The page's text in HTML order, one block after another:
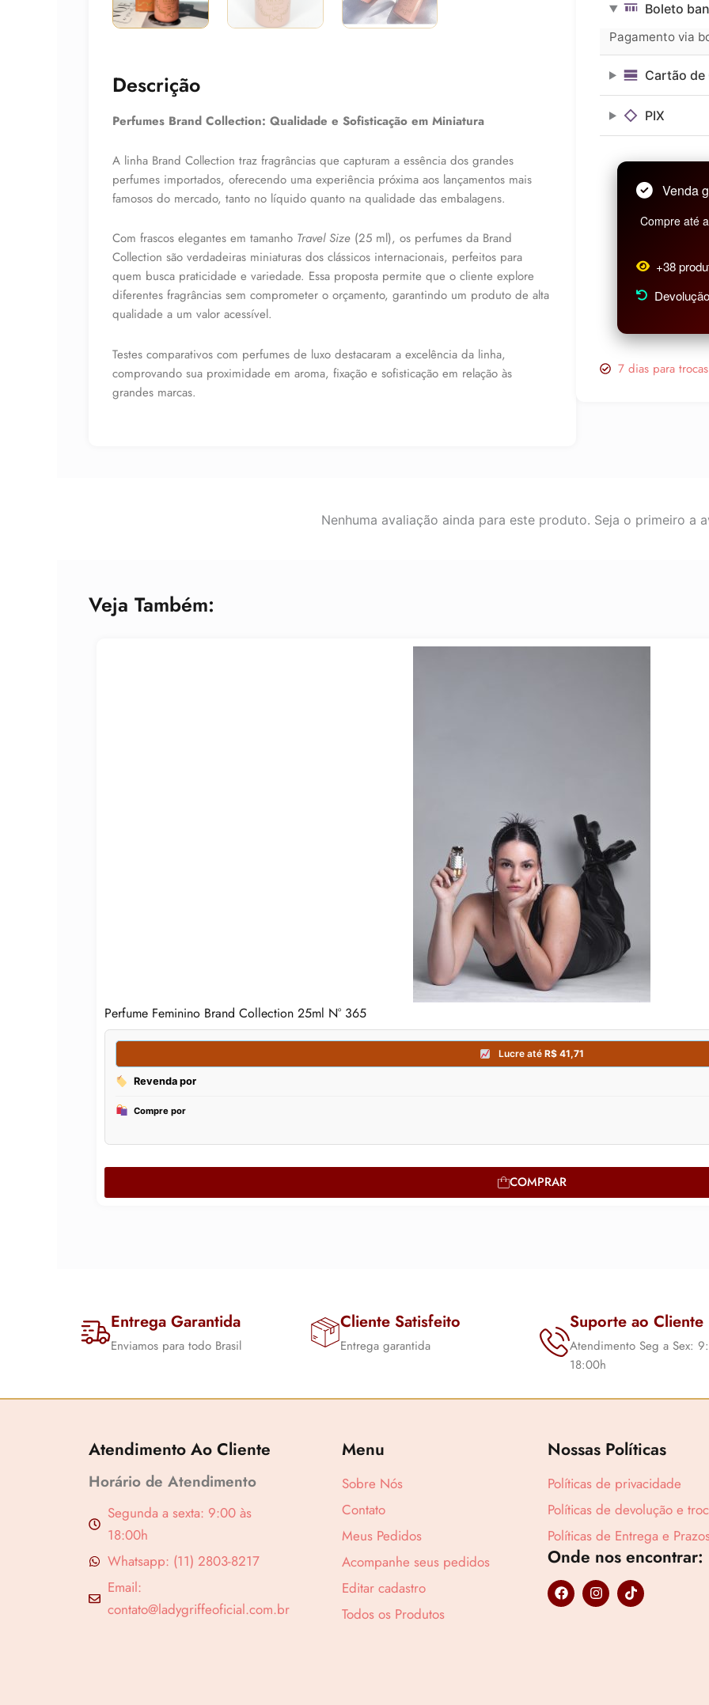
Descrição
Perfumes Brand Collection: Qualidade e Sofisticação em Miniatura
A linha Brand Collection traz fragrâncias que capturam a essência dos grandes
perfumes importados, oferecendo uma experiência próxima aos lançamentos mais
famosos do mercado, tanto no líquido quanto na qualidade das embalagens.
Com frascos elegantes em tamanho Travel Size (25 ml), os perfumes da Brand
Collection são verdadeiras miniaturas dos clássicos internacionais, perfeitos para
quem busca praticidade e variedade. Essa proposta permite que o cliente explore
diferentes fragrâncias sem comprometer o orçamento, garantindo um produto de alta
qualidade a um valor acessível.
Testes comparativos com perfumes de luxo destacaram a excelência da linha,
comprovando sua proximidade em aroma, fixação e sofisticação em relação às
grandes marcas.
25ml
328
quantidade
Boleto
Pagamento via
Cartão de
PIX
Venda
Compre até
+38
7 dias para
Nenhuma avaliação ainda para este produto. Seja o primeiro a
Veja Também:
Perfume Feminino Brand Collection 25ml N° 365
Lucre atéR$
COMPRAR
Entrega Garantida
Enviamos para todo Brasil
Cliente Satisfeito
Entrega garantida
Suporte ao Cliente
Atendimento Seg a Sex:
18:00h
Atendimento Ao Cliente
Horário de Atendimento
Segunda a sexta: 9:00 às
18:00h
Whatsapp: (11) 2803-8217
Email:
contato@ladygriffeoficial.com.br
Menu
Sobre Nós
Contato
Meus Pedidos
Acompanhe seus pedidos
Editar cadastro
Todos os Produtos
Nossas Políticas
Políticas de privacidade
Políticas de devolução e
Políticas de Entrega e
Onde nos encontrar:
F
a
c
I
n
s
T
i
k